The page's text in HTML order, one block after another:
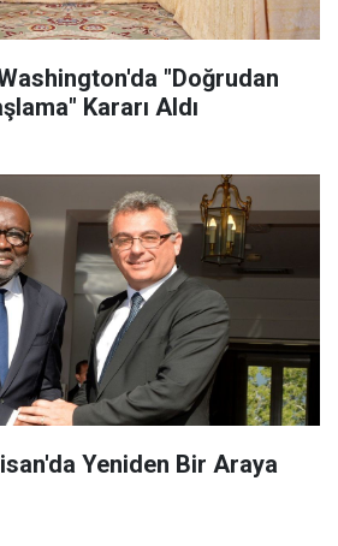
"Doğrudan
Kararı Aldı
Yeniden Bir Araya